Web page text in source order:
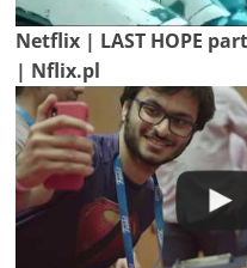
Netflix | LAST HOPE
| Nflix.pl